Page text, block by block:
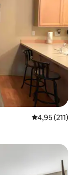
Vidutinis
4,95 (211)